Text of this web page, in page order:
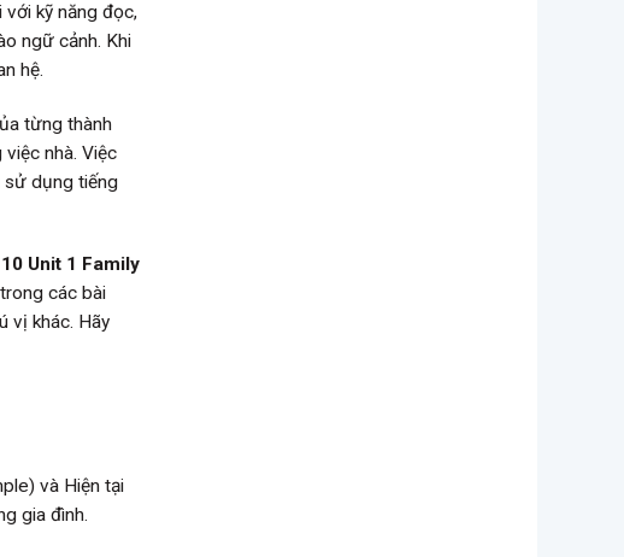
kỹ năng đọc,
ngữ cảnh. Khi
hệ.
từng thành
nhà. Việc
sử dụng tiếng
Unit 1 Family
các bài
vị khác. Hãy
và Hiện tại
gia đình.